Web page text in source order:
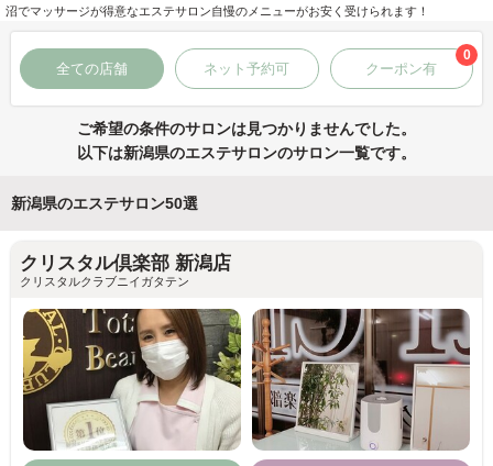
沼でマッサージが得意なエステサロン自慢のメニューがお安く受けられます！
全ての店舗 ネット予約可 クーポン有
0
ご希望の条件のサロンは見つかりませんでした。
以下は新潟県のエステサロンのサロン一覧です。
新潟県のエステサロン50選
クリスタル倶楽部 新潟店
クリスタルクラブニイガタテン